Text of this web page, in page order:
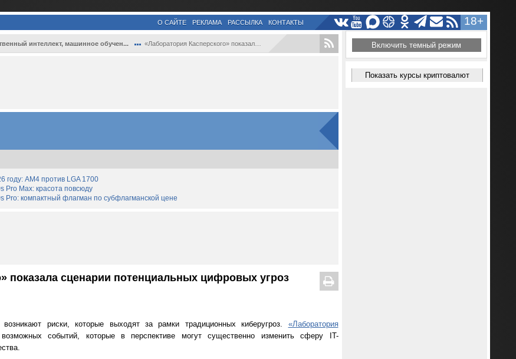
18+
О САЙТЕ РЕКЛАМА РАССЫЛКА КОНТАКТЫ
интеллект, машинное обучен... «Лаборатория Касперского» показала сцена...
году: AM4 против LGA 1700
Pro Max: красота повсюду
Pro: компактный флагман по субфлагманской цене
показала сценарии потенциальных цифровых угроз
риски, которые выходят за рамки традиционных киберугроз. «Лаборатория
событий, которые в перспективе могут существенно изменить сферу IT-
Включить темный режим
Показать курсы криптовалют